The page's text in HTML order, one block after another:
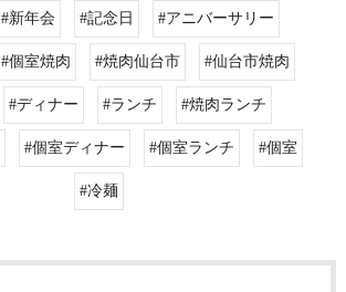
#新年会 #記念日 #アニバーサリー
#個室焼肉 #焼肉仙台市 #仙台市焼肉
#ディナー #ランチ #焼肉ランチ
#個室ディナー #個室ランチ #個室
#冷麺